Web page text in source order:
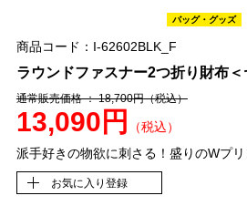
バッグ・グッズ
商品コード：I-62602BLK_F
ラウンドファスナー2つ折り財布＜
通常販売価格 ： 18,700円（税込）
13,090円
（税込）
派手好きの物欲に刺さる！盛りのWプリ
お気に入り登録